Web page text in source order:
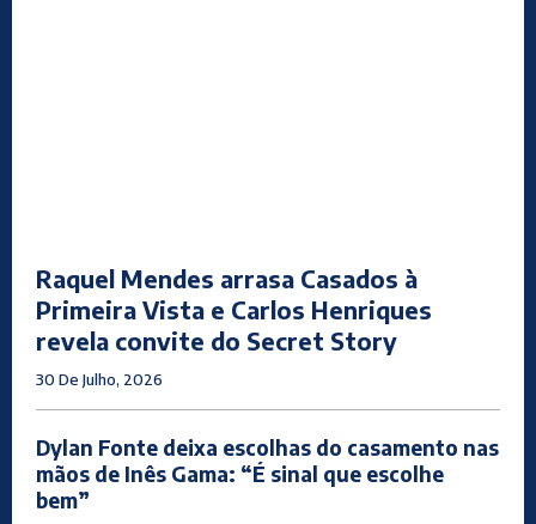
Raquel Mendes arrasa Casados à
Primeira Vista e Carlos Henriques
revela convite do Secret Story
30 De Julho, 2026
Dylan Fonte deixa escolhas do casamento nas
mãos de Inês Gama: “É sinal que escolhe
bem”